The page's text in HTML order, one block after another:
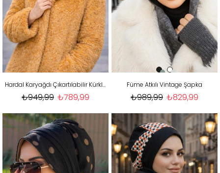
Hardal Karyağdı Çıkartılabilir Kürklü Maskeli Bere
₺789,99
₺949,99
Füme Atkılı Vintage Şapka
₺829,99
₺989,99